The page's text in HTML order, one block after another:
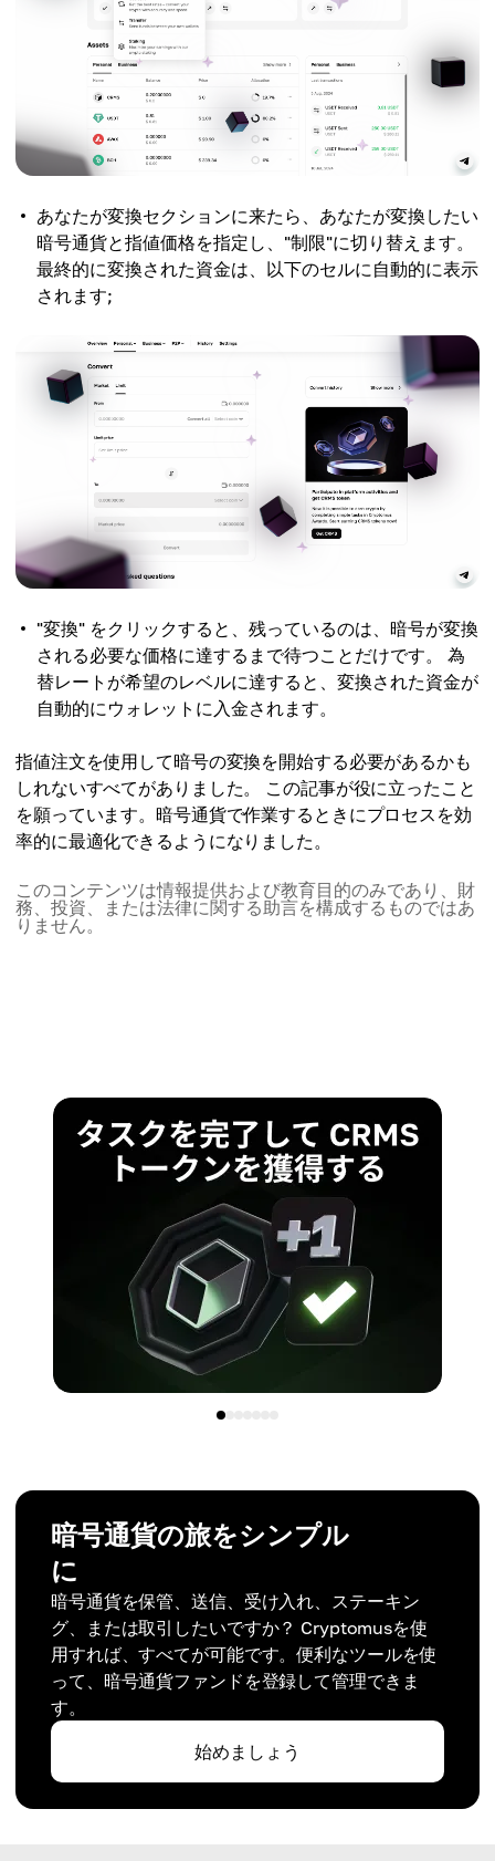
あなたが変換セクションに来たら、あなたが変換したい
暗号通貨と指値価格を指定し、"制限"に切り替えます。
最終的に変換された資金は、以下のセルに自動的に表示
されます;
"変換" をクリックすると、残っているのは、暗号が変換
される必要な価格に達するまで待つことだけです。 為
替レートが希望のレベルに達すると、変換された資金が
自動的にウォレットに入金されます。
指値注文を使用して暗号の変換を開始する必要があるかも
しれないすべてがありました。 この記事が役に立ったこと
を願っています。暗号通貨で作業するときにプロセスを効
率的に最適化できるようになりました。
このコンテンツは情報提供および教育目的のみであり、財
務、投資、または法律に関する助言を構成するものではあ
りません。
暗号通貨の旅をシンプル
に
暗号通貨を保管、送信、受け入れ、ステーキン
グ、または取引したいですか？ Cryptomusを使
用すれば、すべてが可能です。便利なツールを使
って、暗号通貨ファンドを登録して管理できま
す。
始めましょう